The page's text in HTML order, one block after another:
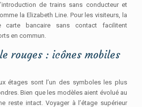
de trains sans conducteur et
la Elizabeth Line. Pour les visiteurs, la
carte bancaire sans contact facilitent
en commun.
rouges : icônes mobiles
étages sont l’un des symboles les plus
Bien que les modèles aient évolué au
reste intact. Voyager à l’étage supérieur